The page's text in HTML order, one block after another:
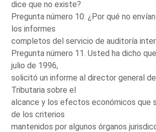
dice que no existe?
Pregunta número 10. ¿Por qué no
los informes
completos del servicio de auditoría
Pregunta número 11. Usted ha dicho
julio de 1996,
solicitó un informe al director general
Tributaria sobre el
alcance y los efectos económicos que
de los criterios
mantenidos por algunos órganos